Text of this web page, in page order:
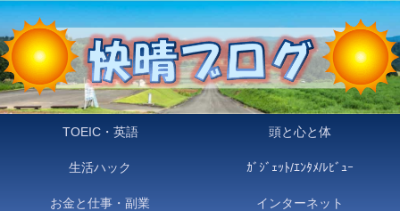
TOEIC・英語 頭と心と体
生活ハック ｶﾞｼﾞｪｯﾄ/ｴﾝﾀﾒ/ﾚﾋﾞｭｰ
お金と仕事・副業 インターネット